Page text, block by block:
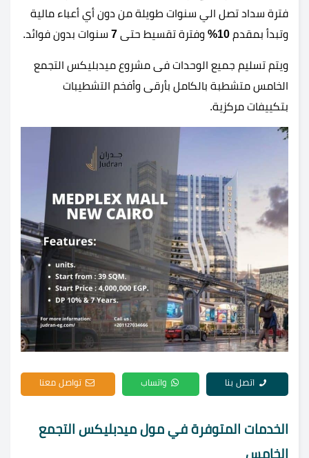
فترة سداد تصل الي سنوات طويلة من دون أي أعباء مالية
وتبدأ بمقدم
وفترة تقسيط حتى 7 سنوات بدون فوائد.
ويتم تسليم جميع الوحدات فى مشروع ميدبليكس التجمع
الخامس متشطبة بالكامل بأرقى وأفخم التشطيبات
بتكييفات مركزية.
اتصل بنا واتساب تواصل معنا
الخدمات المتوفرة في مول ميدبليكس التجمع
الخامس